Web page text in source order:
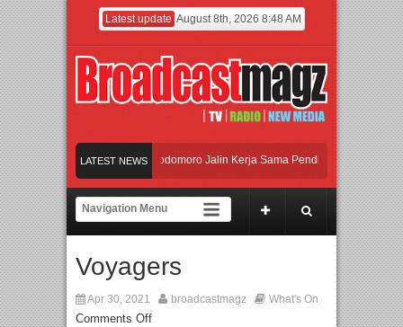
Latest update August 8th, 2026 8:48 AM
LATEST NEWS
dan Universitas Agung Podomoro Jalin Kerja Sama Pendidikan dan Riset untuk
Jakarta dengan Ribuan Mainan dan Produk Bayi dari Seluruh Dunia,
dan Universitas Agung Podomoro Jalin Kerja Sama Pendidikan dan Riset untuk
Voyagers
Apr 30, 2021 broadcastmagz What's On
Comments Off